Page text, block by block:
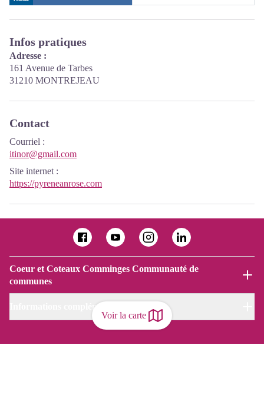
Voir la carte
Infos pratiques
Adresse :
161 Avenue de Tarbes
31210 MONTREJEAU
Contact
Courriel :
itinor@gmail.com
Site internet :
https://pyreneanrose.com
Coeur et Coteaux Comminges Communauté de
communes
Informations complémentaires